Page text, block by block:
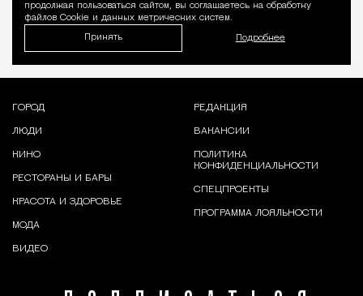
продолжая пользоваться сайтом, вы соглашаетесь на обработку
файлов Cookie и данных метрических систем.
Принять Подробнее
ГОРОД
ЛЮДИ
КИНО
РЕСТОРАНЫ И БАРЫ
КРАСОТА И ЗДОРОВЬЕ
МОДА
ВИДЕО
РЕДАКЦИЯ
ВАКАНСИИ
ПОЛИТИКА
КОНФИДЕНЦИАЛЬНОСТИ
СПЕЦПРОЕКТЫ
ПРОГРАММА ЛОЯЛЬНОСТИ